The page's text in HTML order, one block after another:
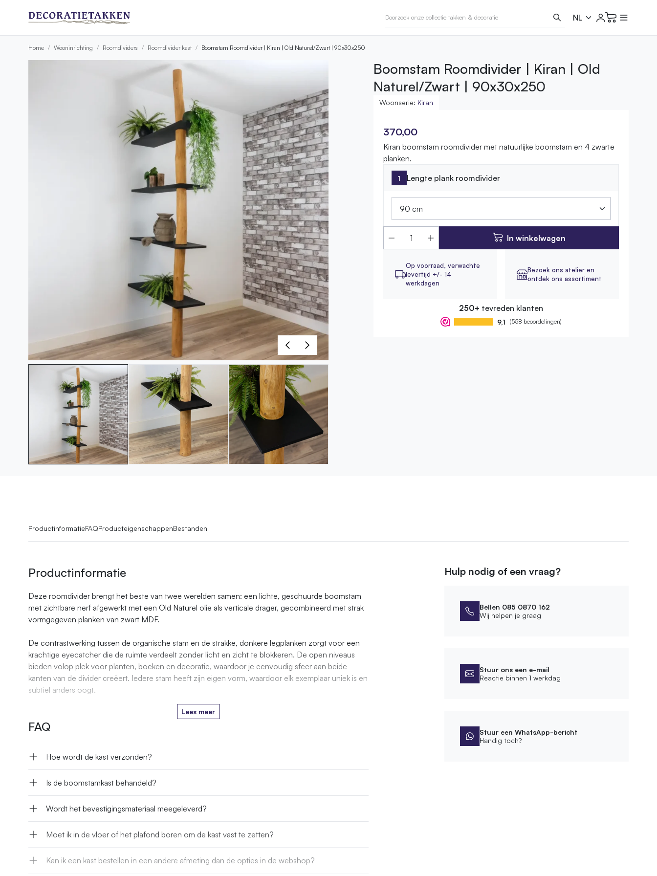
Home Wooninrichting Roomdividers Roomdivider kast Boomstam Roomdivider | Kiran | Old Naturel/Zwart | 90x30x250
Boomstam Roomdivider | Kiran | Old
Naturel/Zwart | 90x30x250
Woonserie: Kiran
370,00
Kiran boomstam roomdivider met natuurlijke boomstam en 4 zwarte
planken.
Lengte plank roomdivider
In winkelwagen
Op voorraad, verwachte
levertijd +/- 14
werkdagen
Bezoek ons atelier en
ontdek ons assortiment
250+ tevreden klanten
9,1 (558 beoordelingen)
ProductinformatieFAQProducteigenschappenBestanden
Productinformatie
Deze roomdivider brengt het beste van twee werelden samen: een lichte, geschuurde boomstam
met zichtbare nerf afgewerkt met een Old Naturel olie als verticale drager, gecombineerd met strak
vormgegeven planken van zwart MDF.
De contrastwerking tussen de organische stam en de strakke, donkere legplanken zorgt voor een
krachtige eyecatcher die de ruimte verdeelt zonder licht en zicht te blokkeren. De open niveaus
bieden volop plek voor planten, boeken en decoratie, waardoor je eenvoudig sfeer aan beide
kanten van de divider creëert. Iedere stam heeft zijn eigen vorm, waardoor elk exemplaar uniek is en
subtiel anders oogt.
Lees meer
FAQ
Hoe wordt de kast verzonden?
Is de boomstamkast behandeld?
Wordt het bevestigingsmateriaal meegeleverd?
Moet ik in de vloer of het plafond boren om de kast vast te zetten?
Kan ik een kast bestellen in een andere afmeting dan de opties in de webshop?
Hulp nodig of een vraag?
Bellen 085 0870 162
Wij helpen je graag
Stuur ons een e-mail
Reactie binnen 1 werkdag
Stuur een WhatsApp-bericht
Handig toch?